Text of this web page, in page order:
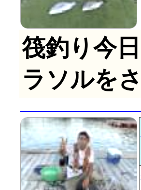
筏釣り今
ラソルを